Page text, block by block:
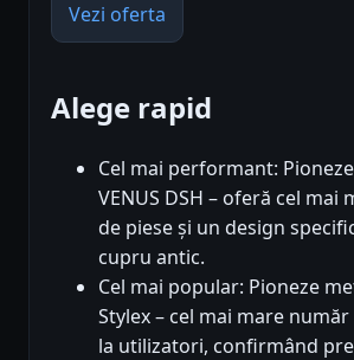
Vezi oferta
Alege rapid
Cel mai performant:
VENUS DSH – oferă cel mai
de piese și un design
cupru antic.
Cel mai popular: Pioneze
Stylex – cel mai mare
la utilizatori, confirmând